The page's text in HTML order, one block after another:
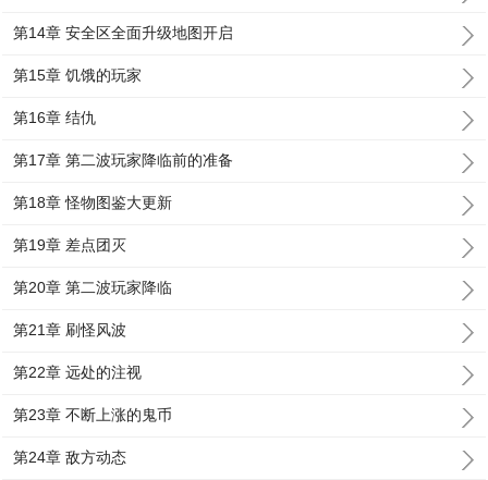
第14章 安全区全面升级地图开启
第15章 饥饿的玩家
第16章 结仇
第17章 第二波玩家降临前的准备
第18章 怪物图鉴大更新
第19章 差点团灭
第20章 第二波玩家降临
第21章 刷怪风波
第22章 远处的注视
第23章 不断上涨的鬼币
第24章 敌方动态